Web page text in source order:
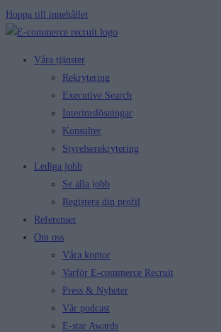
Hoppa till innehållet
Våra tjänster
Rekrytering
Executive Search
Interimslösningar
Konsulter
Styrelserekrytering
Lediga jobb
Se alla jobb
Registera din profil
Referenser
Om oss
Våra kontor
Varför E-commerce Recruit
Press & Nyheter
Vår podcast
E-star Awards